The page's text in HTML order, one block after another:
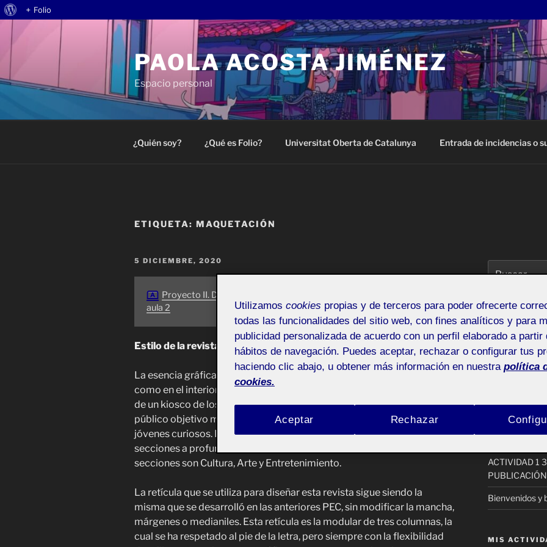
Acerca
+ Folio
Saltar
contenido
PAOLA ACOSTA JIMÉNEZ
Espacio personal
¿Quién soy? ¿Qué es Folio? Universitat Oberta de Catalunya Entrada de incidencias o
ETIQUETA: MAQUETACIÓN
PUBLICADO
5 DICIEMBRE, 2020
Proyecto II. Diseño editorial
aula 2
Estilo de la revista
La esencia gráfica de CAYE magazine, tanto en el exterior (portadas)
como en el interior, presentan un carácter y estilo “vaporwave”, sacada
de un kiosco de los años ochenta. Recordamos que está dirigida a un
público objetivo mayormente de la tercera edad, mediana edad o
jóvenes curiosos. El contenido se caracteriza por analizar tres
secciones a profundidad desde el punto de vista analógico; estas tres
secciones son Cultura, Arte y Entretenimiento.
La retícula que se utiliza para diseñar esta revista sigue siendo la
misma que se desarrolló en las anteriores PEC, sin modificar la mancha,
márgenes o medianiles. Esta retícula es la modular de tres columnas, la
cual se ha respetado al pie de la letra, pero siempre con la flexibilidad
ACTIFOLIO
Formalización
Vídeo
5. ¡Saltamos a
ACTIVIDAD 1
Bienvenidos y
MIS
Utilizamos cookies propias y de terceros para poder ofrecerte
todas las funcionalidades del sitio web, con fines analíticos y para
publicidad personalizada de acuerdo con un perfil elaborado a partir
hábitos de navegación. Puedes aceptar, rechazar o configurar tus
haciendo clic abajo, u obtener más información en nuestra política
cookies.
Rechazar
Aceptar